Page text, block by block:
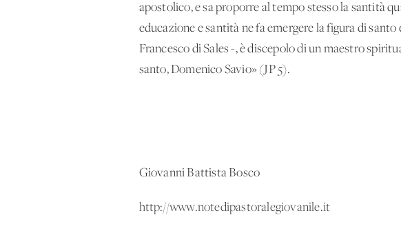
apostolico, e sa proporre al tempo stesso la santità
educazione e santità ne fa emergere la figura di
Francesco di Sales -, è discepolo di un maestro
santo, Domenico Savio» (JP 5).
Giovanni Battista Bosco
http://www.notedipastoralegiovanile.it